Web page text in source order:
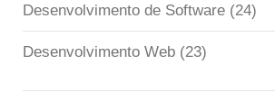
Desenvolvimento de Software (24)
Desenvolvimento Web (23)